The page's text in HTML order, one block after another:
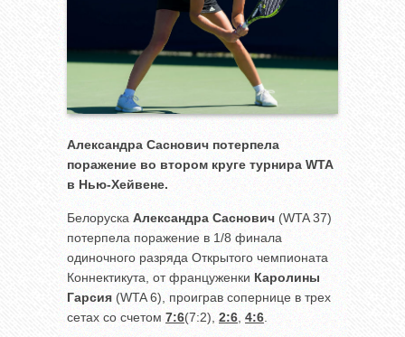
Александра Саснович потерпела
поражение во втором круге турнира WTA
в Нью-Хейвене.
Белоруска Александра Саснович (WTA 37)
потерпела поражение в 1/8 финала
одиночного разряда Открытого чемпионата
Коннектикута, от француженки Каролины
Гарсия (WTA 6), проиграв сопернице в трех
сетах со счетом 7:6(7:2), 2:6 4:6